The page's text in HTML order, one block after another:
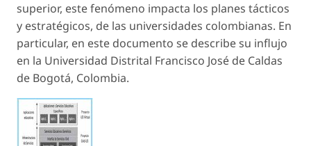
superior, este fenómeno impacta los planes tácticos
y estratégicos, de las universidades colombianas. En
particular, en este documento se describe su influjo
en la Universidad Distrital Francisco José de Caldas
de Bogotá, Colombia.